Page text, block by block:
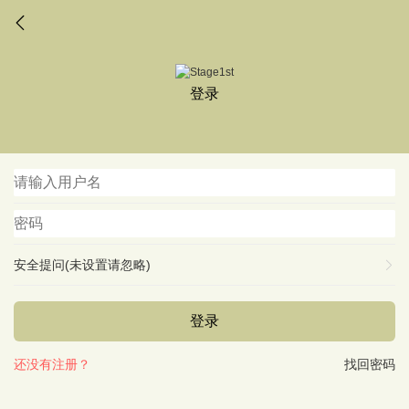
登录
安全提问(未设置请忽略)
登录
找回密码
还没有注册？